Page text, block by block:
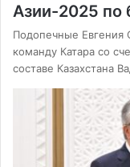
Азии-2025 по
Подопечные Евгения
команду Катара со
составе Казахстана